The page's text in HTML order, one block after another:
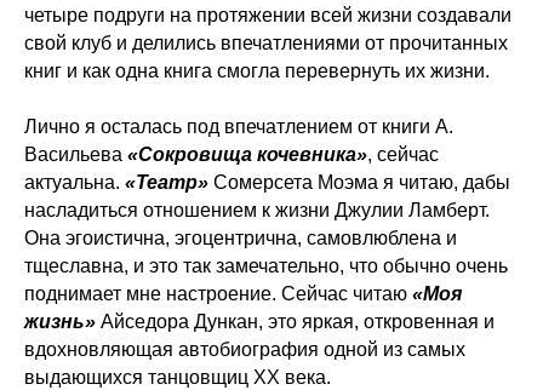
четыре подруги на протяжении всей жизни создавали
свой клуб и делились впечатлениями от прочитанных
книг и как одна книга смогла перевернуть их жизни.
Лично я осталась под впечатлением от книги А.
Васильева «Сокровища кочевника», сейчас
актуальна. «Театр» Сомерсета Моэма я читаю, дабы
насладиться отношением к жизни Джулии Ламберт.
Она эгоистична, эгоцентрична, самовлюблена и
тщеславна, и это так замечательно, что обычно очень
поднимает мне настроение. Сейчас читаю «Моя
жизнь» Айседора Дункан, это яркая, откровенная и
вдохновляющая автобиография одной из самых
выдающихся танцовщиц XX века.